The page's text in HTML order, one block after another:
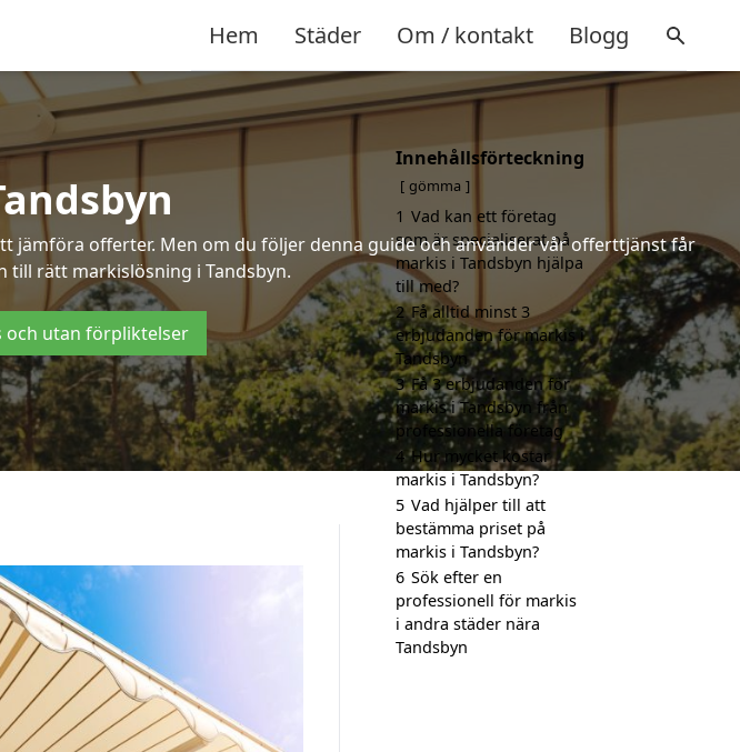
Hem Städer Om / kontakt Blogg
jämföra offerter. Men om du följer denna guide och använder vår offerttjänst får
till rätt markislösning i Tandsbyn.
och utan förpliktelser
Innehållsförteckning
gömma
1 Vad kan ett företag
som är specialiserat på
markis i Tandsbyn hjälpa
till med?
2 Få alltid minst 3
erbjudanden för markis i
Tandsbyn
3 Få 3 erbjudanden för
markis i Tandsbyn från
professionella företag
4 Hur mycket kostar
markis i Tandsbyn?
5 Vad hjälper till att
bestämma priset på
markis i Tandsbyn?
6 Sök efter en
professionell för markis
i andra städer nära
Tandsbyn